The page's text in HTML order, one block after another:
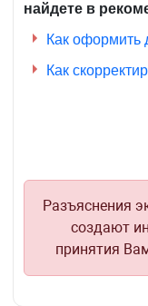
найдете в
Как
Как
Разъяснения
создают
принятия